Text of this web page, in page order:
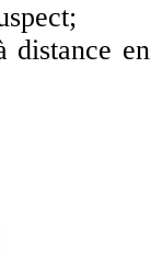
distance